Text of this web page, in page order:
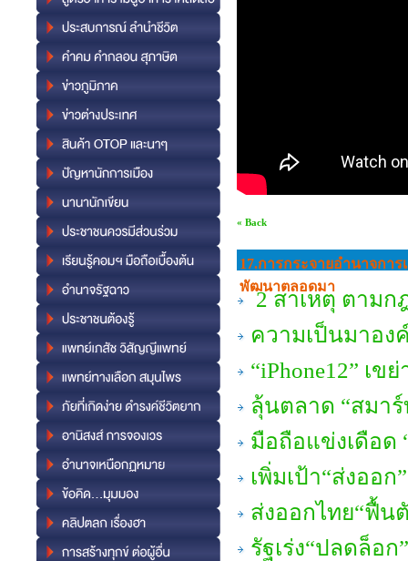
« Back
17.การกระจายอํานาจกา
พัฒนาตลอดมา
2 สาเหตุ ตามก
ความเป็นมาอ
“iPhone12” เ
ลุ้นตลาด “สมา
มือถือแข่งเดือด
เพิ่มเป้า“ส่งออ
ส่งออกไทย“ฟื้
รัฐเร่ง“ปลดล็อ